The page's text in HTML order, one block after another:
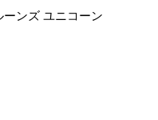
ーンズ ユニコーン